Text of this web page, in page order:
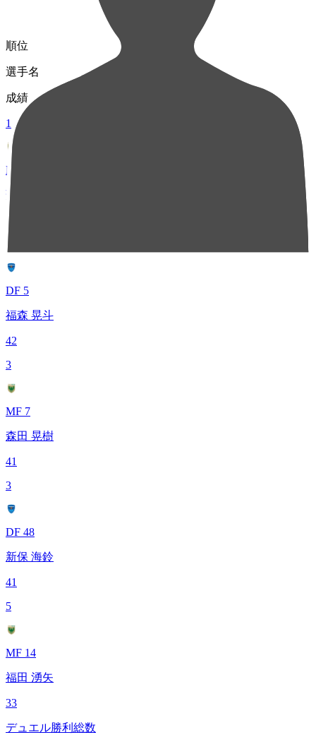
順位
選手名
成績
1
MF 8
齋藤 功佑
44
2
DF 5
福森 晃斗
42
3
MF 7
森田 晃樹
41
3
DF 48
新保 海鈴
41
5
MF 14
福田 湧矢
33
デュエル勝利総数